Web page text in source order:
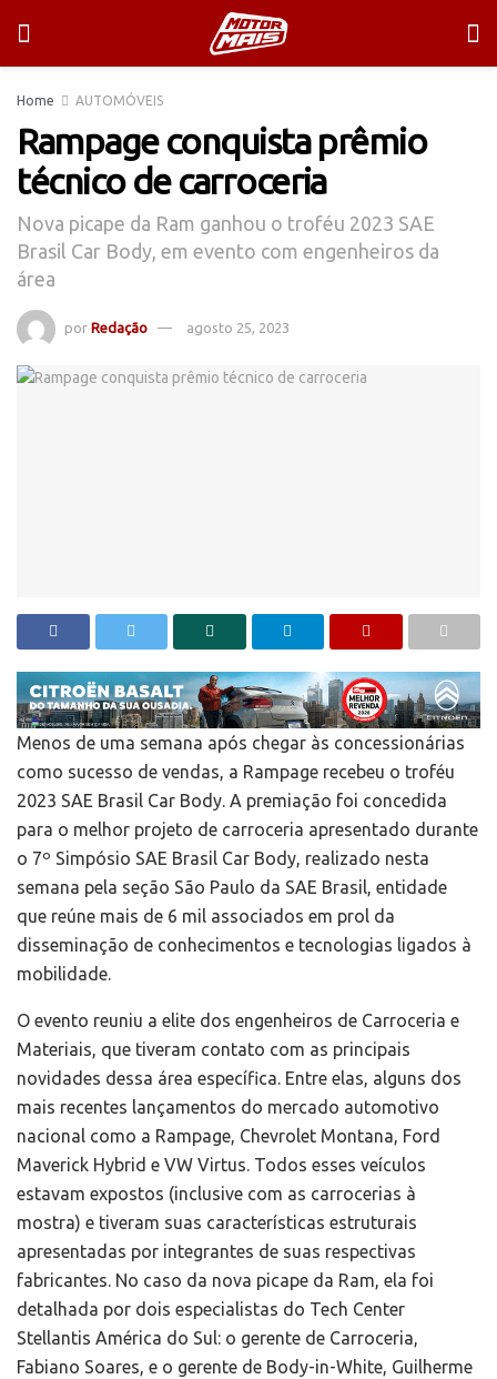
Home AUTOMÓVEIS
Rampage conquista prêmio
técnico de carroceria
Nova picape da Ram ganhou o troféu 2023 SAE
Brasil Car Body, em evento com engenheiros da
área
por Redação agosto 25, 2023
Menos de uma semana após chegar às concessionárias
como sucesso de vendas, a Rampage recebeu o troféu
2023 SAE Brasil Car Body. A premiação foi concedida
para o melhor projeto de carroceria apresentado durante
o 7º Simpósio SAE Brasil Car Body, realizado nesta
semana pela seção São Paulo da SAE Brasil, entidade
que reúne mais de 6 mil associados em prol da
disseminação de conhecimentos e tecnologias ligados à
mobilidade.
O evento reuniu a elite dos engenheiros de Carroceria e
Materiais, que tiveram contato com as principais
novidades dessa área específica. Entre elas, alguns dos
mais recentes lançamentos do mercado automotivo
nacional como a Rampage, Chevrolet Montana, Ford
Maverick Hybrid e VW Virtus. Todos esses veículos
estavam expostos (inclusive com as carrocerias à
mostra) e tiveram suas características estruturais
apresentadas por integrantes de suas respectivas
fabricantes. No caso da nova picape da Ram, ela foi
detalhada por dois especialistas do Tech Center
Stellantis América do Sul: o gerente de Carroceria,
Fabiano Soares, e o gerente de Body-in-White, Guilherme